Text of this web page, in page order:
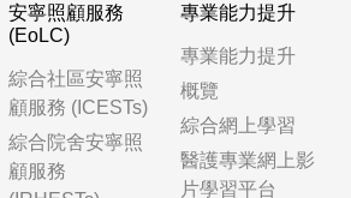
安寧照顧服務
(EoLC)
綜合社區安寧照
顧服務 (ICESTs)
綜合院舍安寧照
顧服務
專業能力提升
專業能力提升
概覽
綜合網上學習
醫護專業網上影
片學習平台